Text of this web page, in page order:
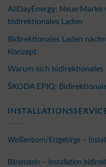
AllDayEnergy: Neue
bidirektionales Laden
Bidirektionales Laden
Konzept
Warum sich
ŠKODA EPIQ:
Weißenborn/Erzgebirge –
Bärenstein – Installation